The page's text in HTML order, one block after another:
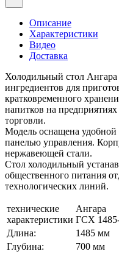
Описание
Характеристики
Видео
Доставка
Холодильный стол Ангара
ингредиентов для
кратковременного
напитков на
торговли.
Модель оснащена удобной
панелью управления.
нержавеющей стали.
Стол холодильный
общественного питания
технологических линий.
технические
характеристики
Ангара
ГСХ
Длина:
1485 мм
Глубина:
700 мм